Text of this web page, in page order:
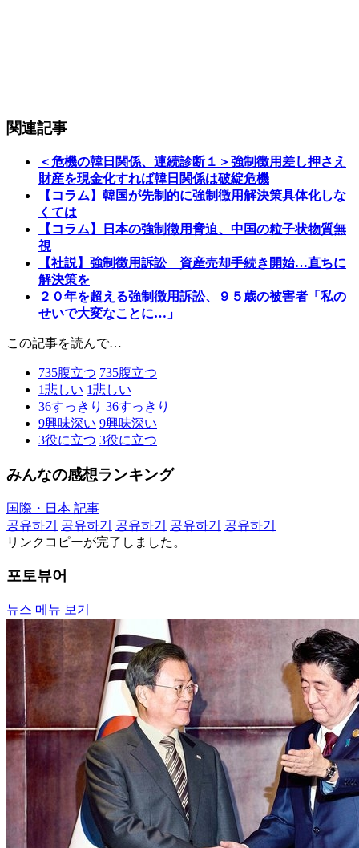
関連記事
＜危機の韓日関係、連続診断１＞強制徴用差し押さえ
財産を現金化すれば韓日関係は破綻危機
【コラム】韓国が先制的に強制徴用解決策具体化しな
くては
【コラム】日本の強制徴用脅迫、中国の粒子状物質無
視
【社説】強制徴用訴訟 資産売却手続き開始…直ちに
解決策を
２０年を超える強制徴用訴訟、９５歳の被害者「私の
せいで大変なことに…」
この記事を読んで…
735腹立つ 735腹立つ
1悲しい 1悲しい
36すっきり 36すっきり
9興味深い 9興味深い
3役に立つ 3役に立つ
みんなの感想ランキング
国際・日本 記事
공유하기
공유하기 공유하기 공유하기
공유하기
リンクコピーが完了しました。
포토뷰어
뉴스 메뉴 보기